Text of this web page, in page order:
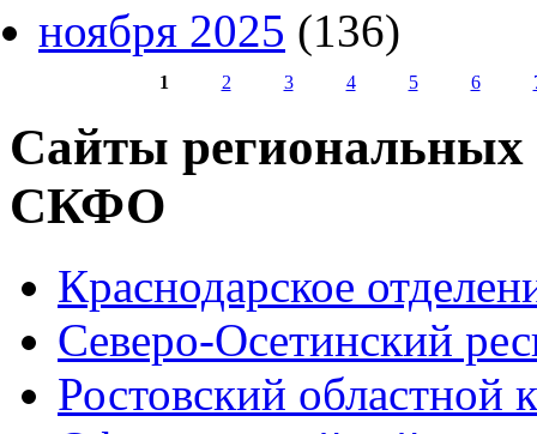
ноября 2025 (136)
1 2 3 4 5 6
Сайты
СКФО
Краснодарское
Северо-Осетинский
Ростовский